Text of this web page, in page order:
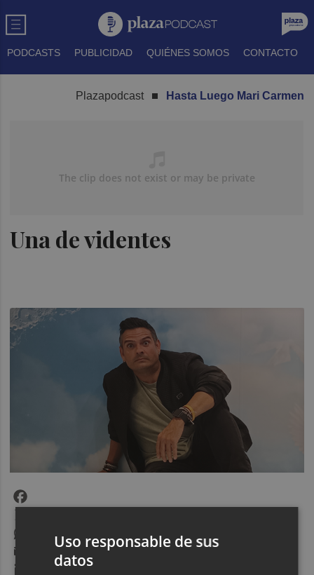
PODCASTS PUBLICIDAD QUIÉNES SOMOS CONTACTO
Plazapodcast Hasta Luego Mari Carmen
Una de videntes
X
Email
LinkedIn
Uso responsable de sus
datos